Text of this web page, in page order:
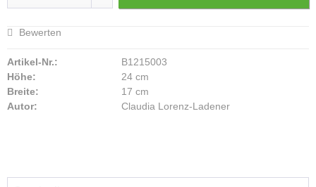
Bewerten
Artikel-Nr.:
B1215003
Höhe:
24 cm
Breite:
17 cm
Autor:
Claudia Lorenz-Ladener